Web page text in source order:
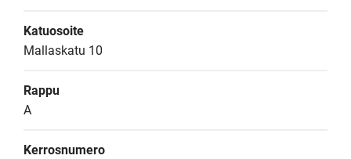
Katuosoite
Mallaskatu 10
Rappu
A
Kerrosnumero